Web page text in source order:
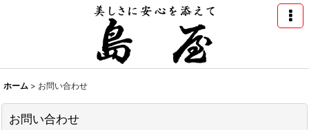
ホーム > お問い合わせ
お問い合わせ